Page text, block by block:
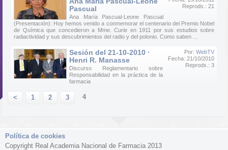
Reprods.: 21
Pascual
Ana María Pascual-Leone Pascual
(Presentación): Hoy hemos venido a conmemorar el centenario del Premio Nobel
de Química que concedieron a Mme. Curie en 1911 por sus estudios sobre
radiactividad y sus descubrimientos del radio y del polonio. Como saben ...
Por: WebTV
Fecha: 21/10/2010
Reprods.: 3
Sesión del 21-10-2010 ·
Henri R. Manasse
Discurso Reglamentario sobre
Responsabilidad en la práctica de la
farmacia
< 1 2 3 4
Política de cookies
Copyright Real Academia Nacional de Farmacia 2013